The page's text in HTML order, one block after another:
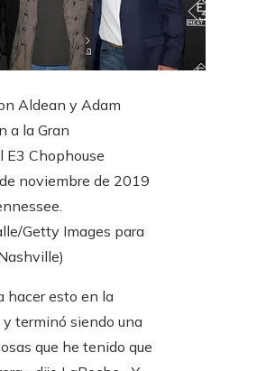
Aldean y Adam
a la Gran
E3 Chophouse
noviembre de 2019
Getty Images para
hacer esto en la
terminó siendo una
que he tenido que